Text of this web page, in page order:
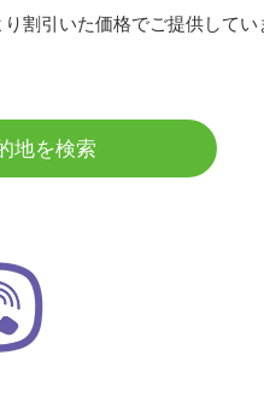
割引いた価格でご提供してい
地を検索